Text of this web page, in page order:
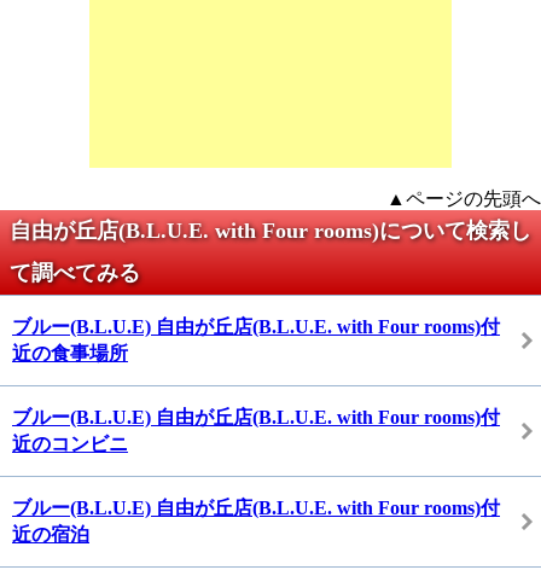
▲ページの先頭へ
自由が丘店(B.L.U.E. with Four rooms)について検索し
て調べてみる
ブルー(B.L.U.E) 自由が丘店(B.L.U.E. with Four rooms)付
近の食事場所
ブルー(B.L.U.E) 自由が丘店(B.L.U.E. with Four rooms)付
近のコンビニ
ブルー(B.L.U.E) 自由が丘店(B.L.U.E. with Four rooms)付
近の宿泊